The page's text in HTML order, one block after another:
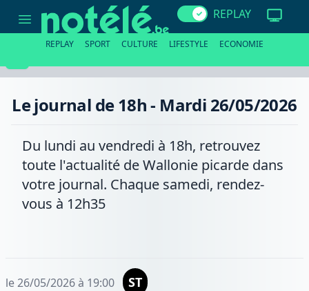
journal
26/05/2026
REPLAY
REPLAY SPORT CULTURE LIFESTYLE ECONOMIE
Le journal de 18h - Mardi 26/05/2026
Du lundi au vendredi à 18h, retrouvez
toute l'actualité de Wallonie picarde dans
votre journal. Chaque samedi, rendez-
vous à 12h35
le 26/05/2026 à 19:00 ST